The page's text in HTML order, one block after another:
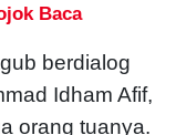
Baca
berdialog
Idham Afif,
orang tuanya.